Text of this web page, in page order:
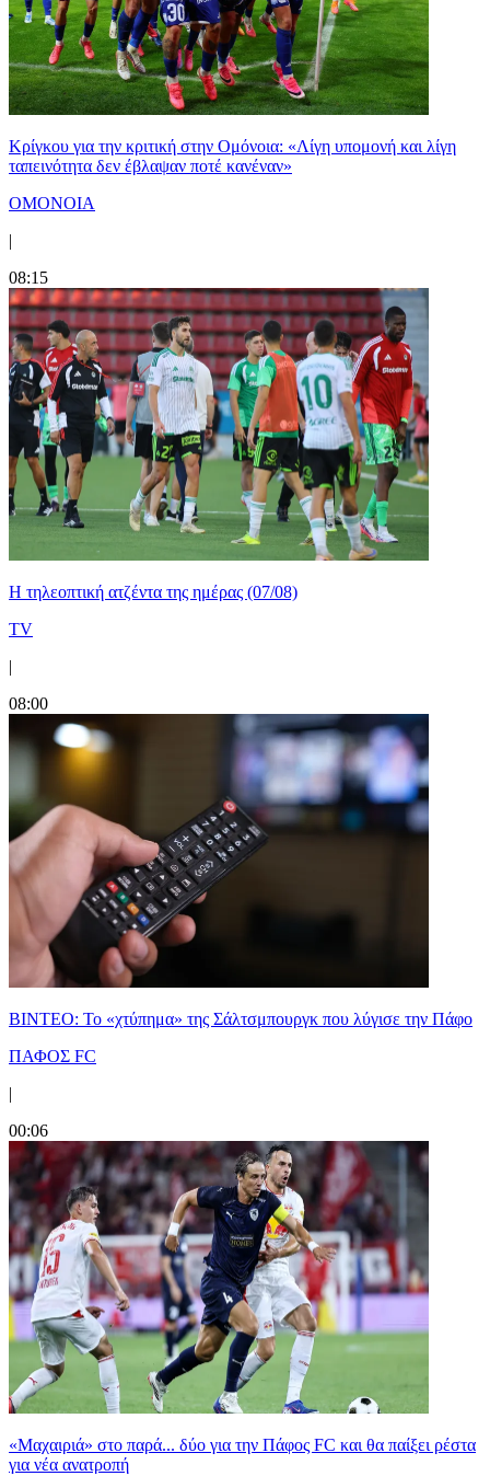
Κρίγκου για την κριτική στην Ομόνοια: «Λίγη υπομονή και λίγη
ταπεινότητα δεν έβλαψαν ποτέ κανέναν»
ΟΜΟΝΟΙΑ
|
08:15
Η τηλεοπτική ατζέντα της ημέρας (07/08)
TV
|
08:00
ΒΙΝΤΕΟ: Το «χτύπημα» της Σάλτσμπουργκ που λύγισε την Πάφο
ΠΑΦΟΣ FC
|
00:06
«Μαχαιριά» στο παρά... δύο για την Πάφος FC και θα παίξει ρέστα
για νέα ανατροπή